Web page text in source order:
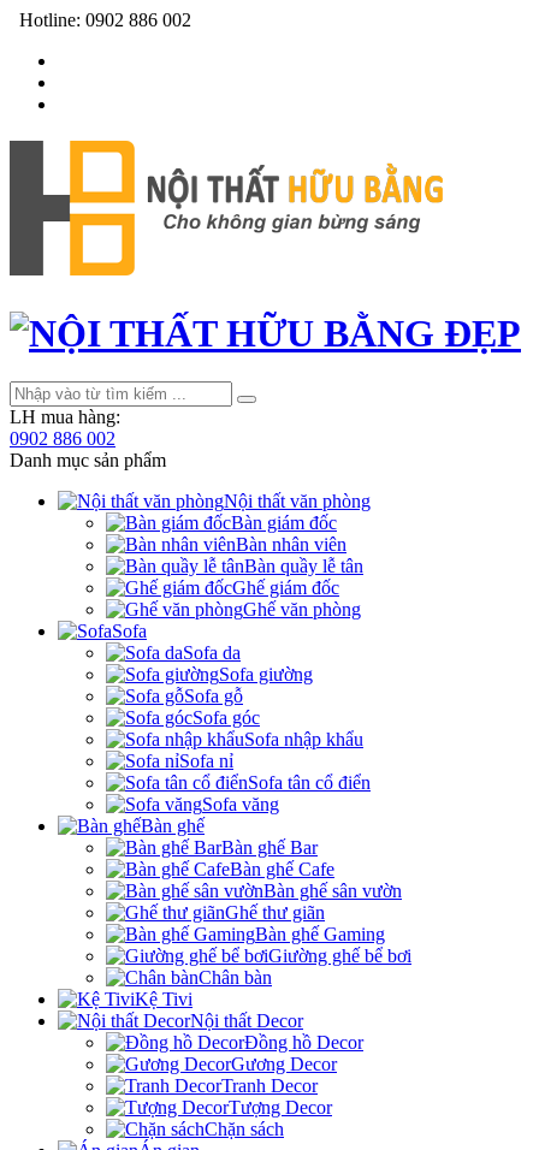
Hotline: 0902 886 002
LH mua hàng:
0902 886 002
Danh mục sản phẩm
Nội thất văn phòng
Bàn giám đốc
Bàn nhân viên
Bàn quầy lễ tân
Ghế giám đốc
Ghế văn phòng
Sofa
Sofa da
Sofa giường
Sofa gỗ
Sofa góc
Sofa nhập khẩu
Sofa nỉ
Sofa tân cổ điển
Sofa văng
Bàn ghế
Bàn ghế Bar
Bàn ghế Cafe
Bàn ghế sân vườn
Ghế thư giãn
Bàn ghế Gaming
Giường ghế bể bơi
Chân bàn
Kệ Tivi
Nội thất Decor
Đồng hồ Decor
Gương Decor
Tranh Decor
Tượng Decor
Chặn sách